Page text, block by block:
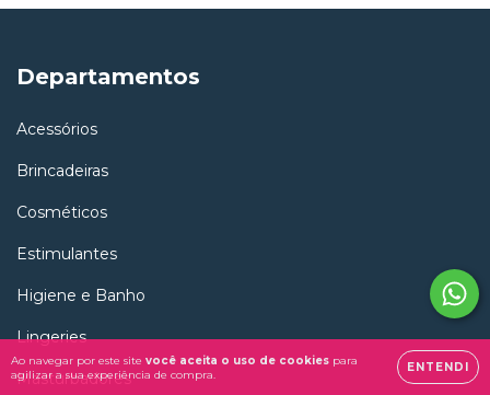
Ao navegar por este site você aceita o uso de cookies para
agilizar a sua experiência de compra.
ENTENDI
Departamentos
Acessórios
Brincadeiras
Cosméticos
Estimulantes
Higiene e Banho
Lingeries
Masturbadores